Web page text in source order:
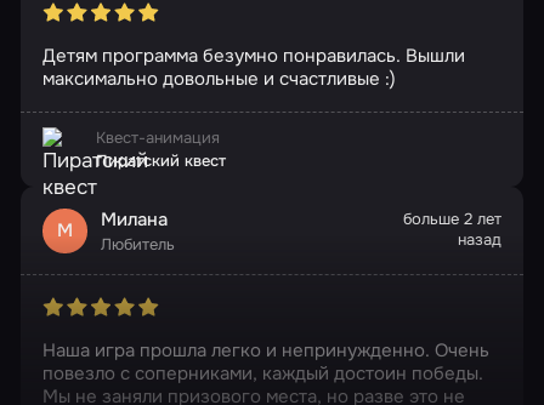
Детям программа безумно понравилась. Вышли
максимально довольные и счастливые :)
Квест-анимация
Пиратский квест
М Милана
Любитель
больше 2 лет
назад
Наша игра прошла легко и непринужденно. Очень
повезло с соперниками, каждый достоин победы.
Мы не заняли призового места, но разве это не